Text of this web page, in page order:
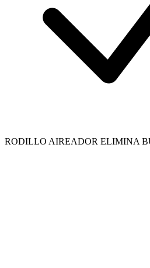
RODILLO AIREADOR ELIMINA